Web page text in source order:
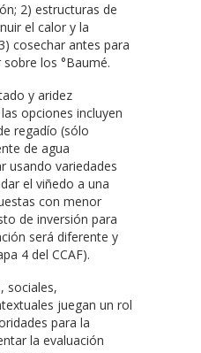
2) estructuras de
el calor y la
cosechar antes para
los °Baumé.
y aridez
opciones incluyen
regadío (sólo
de agua
usando variedades
el viñedo a una
con menor
de inversión para
será diferente y
4 del CCAF).
sociales,
juegan un rol
para la
la evaluación